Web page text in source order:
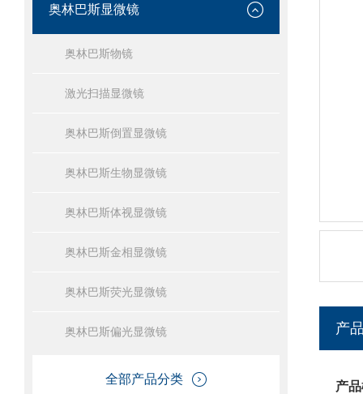
奥林巴斯显微镜
奥林巴斯物镜
激光扫描显微镜
奥林巴斯倒置显微镜
奥林巴斯生物显微镜
奥林巴斯体视显微镜
奥林巴斯金相显微镜
奥林巴斯荧光显微镜
奥林巴斯偏光显微镜
全部产品分类
产
产